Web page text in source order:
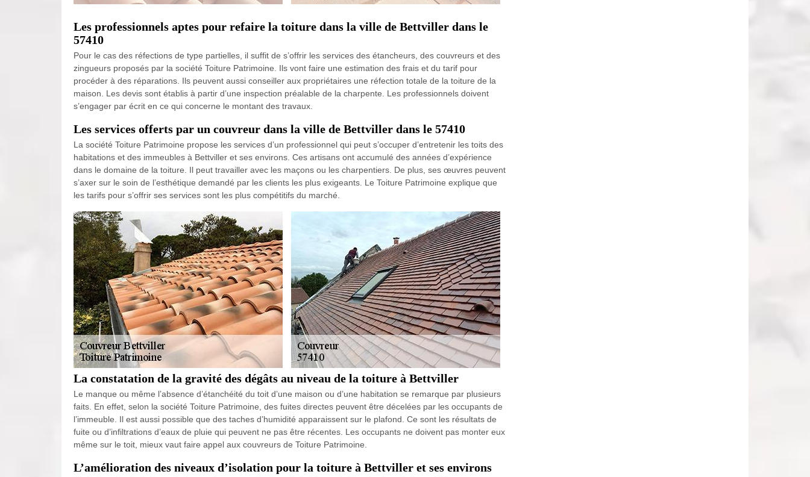
Les professionnels aptes pour refaire la toiture dans la ville de Bettviller dans le
57410
Pour le cas des réfections de type partielles, il suffit de s’offrir les services des étancheurs, des couvreurs et des
zingueurs proposés par la société Toiture Patrimoine. Ils vont faire une estimation des frais et du tarif pour
procéder à des réparations. Ils peuvent aussi conseiller aux propriétaires une réfection totale de la toiture de la
maison. Les devis sont établis à partir d’une inspection préalable de la charpente. Les professionnels doivent
s’engager par écrit en ce qui concerne le montant des travaux.
Les services offerts par un couvreur dans la ville de Bettviller dans le 57410
La société Toiture Patrimoine propose les services d’un professionnel qui peut s’occuper d’entretenir les toits des
habitations et des immeubles à Bettviller et ses environs. Ces artisans ont accumulé des années d’expérience
dans le domaine de la toiture. Il peut travailler avec les maçons ou les charpentiers. De plus, ses œuvres peuvent
s’axer sur le soin de l’esthétique demandé par les clients les plus exigeants. Le Toiture Patrimoine explique que
les tarifs pour s’offrir ses services sont les plus compétitifs du marché.
La constatation de la gravité des dégâts au niveau de la toiture à Bettviller
Le manque ou même l’absence d’étanchéité du toit d’une maison ou d’une habitation se remarque par plusieurs
faits. En effet, selon la société Toiture Patrimoine, des fuites directes peuvent être décelées par les occupants de
l’immeuble. Il est aussi possible que des taches d’humidité apparaissent sur le plafond. Ce sont les résultats de
fuite ou d’infiltrations d’eaux de pluie qui peuvent ne pas être récentes. Les occupants ne doivent pas monter eux
même sur le toit, mieux vaut faire appel aux couvreurs de Toiture Patrimoine.
L’amélioration des niveaux d’isolation pour la toiture à Bettviller et ses environs